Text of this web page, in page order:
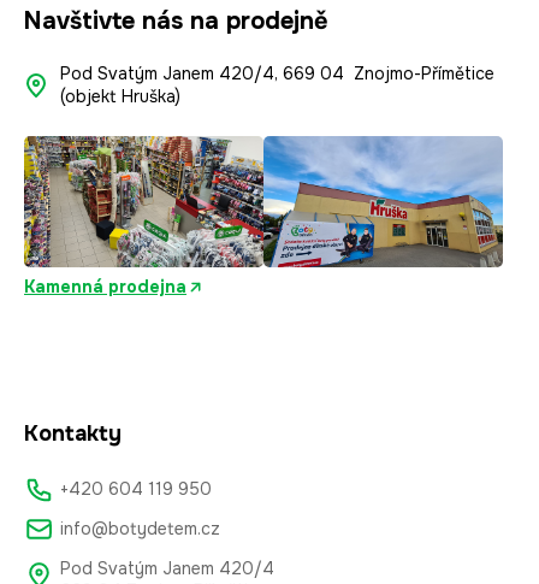
Navštivte nás na prodejně
Pod Svatým Janem 420/4, 669 04 Znojmo-Přímětice
(objekt Hruška)
Kamenná prodejna
Kontakty
+420 604 119 950
info@botydetem.cz
Pod Svatým Janem 420/4